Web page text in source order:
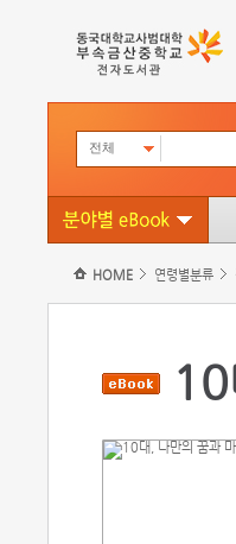
전체
HOME 연령별분류